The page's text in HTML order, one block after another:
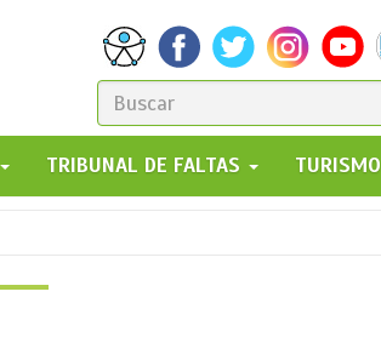
FORMULARIO
DE
BÚSQUEDA
GO!
TRIBUNAL DE FALTAS TURISMO